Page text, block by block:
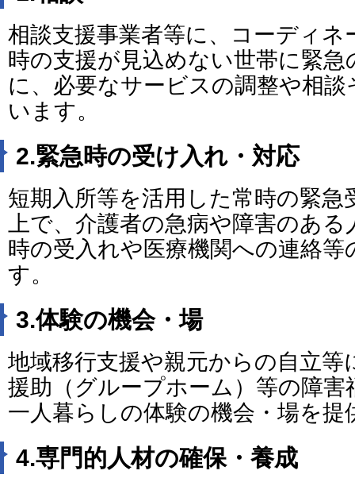
相談支援事業者等に、コーディネ
時の支援が見込めない世帯に緊
に、必要なサービスの調整や相
います。
2.緊急時の受け入れ・対応
短期入所等を活用した常時の緊急
上で、介護者の急病や障害のあ
時の受入れや医療機関への連絡
す。
3.体験の機会・場
地域移行支援や親元からの自立等
援助（グループホーム）等の障
一人暮らしの体験の機会・場を提
4.専門的人材の確保・養成